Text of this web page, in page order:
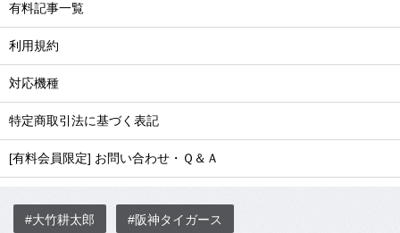
有料記事一覧
利用規約
対応機種
特定商取引法に基づく表記
[有料会員限定] お問い合わせ・Ｑ＆Ａ
#大竹耕太郎 #阪神タイガース